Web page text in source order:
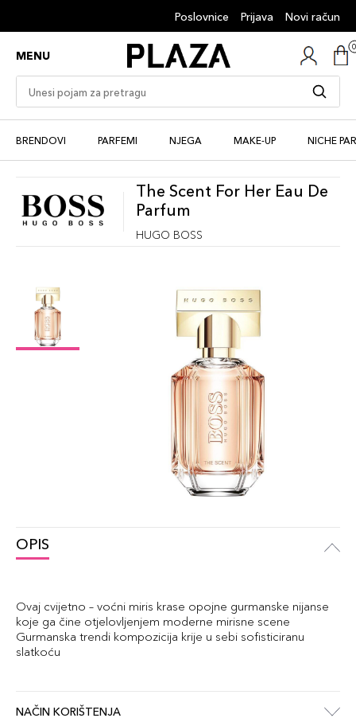
Poslovnice Prijava Novi račun
MENU
BRENDOVI PARFEMI NJEGA MAKE-UP NICHE
The Scent For Her Eau De
Parfum
HUGO BOSS
OPIS
Ovaj cvijetno – voćni miris krase opojne gurmanske nijanse
koje ga čine otjelovljenjem moderne mirisne scene
Gurmanska trendi kompozicija krije u sebi sofisticiranu
slatkoću
NAČIN KORIŠTENJA